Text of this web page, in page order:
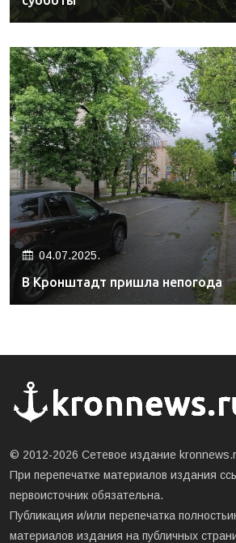
04.07.2025.
В Кронштадт пришла непогода
© 2012-2026 Сетевое издание
При перепечатке материалов издания
первоисточник обязательна.
Публикация и/или перепечатка
материалов издания на публичных